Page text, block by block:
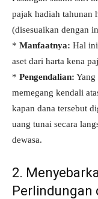
pajak hadiah tahunan
(disesuaikan dengan
* Manfaatnya: Hal
aset dari harta kena
* Pengendalian: Yang
memegang kendali
kapan dana tersebut
uang tunai secara
dewasa.
2.
Perlindungan